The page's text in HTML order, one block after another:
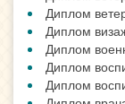
Диплом
Диплом
Диплом
Диплом
Диплом